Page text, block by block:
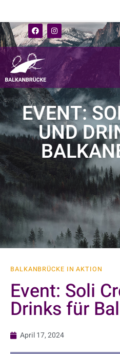
EVENT:
UND
BALKANBRÜCKE IN AKTION
Event: Soli
Drinks für
April 17, 2024